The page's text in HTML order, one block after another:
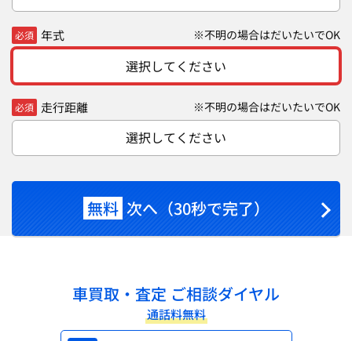
必須 年式 ※不明の場合はだいたいでOK
選択してください
必須 走行距離 ※不明の場合はだいたいでOK
選択してください
無料 次へ（30秒で完了）
車買取・査定 ご相談ダイヤル
通話料無料